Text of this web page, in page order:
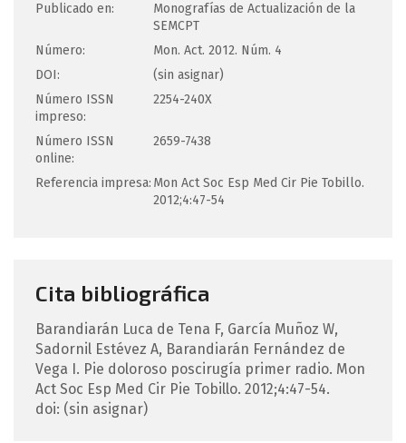
Publicado en:
Monografías de Actualización de la
SEMCPT
Número:
Mon. Act. 2012. Núm. 4
DOI:
(sin asignar)
Número ISSN
impreso:
2254-240X
Número ISSN
online:
2659-7438
Referencia impresa: Mon Act Soc Esp Med Cir Pie Tobillo.
2012;4:47-54
Cita bibliográfica
Barandiarán Luca de Tena F, García Muñoz W,
Sadornil Estévez A, Barandiarán Fernández de
Vega I. Pie doloroso poscirugía primer radio. Mon
Act Soc Esp Med Cir Pie Tobillo. 2012;4:47-54.
doi: (sin asignar)